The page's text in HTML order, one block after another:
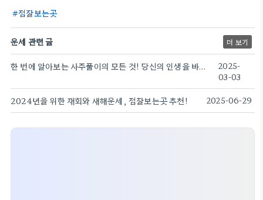
점잘보는곳
운세 관련 글 더 보기
한 번에 알아보는 사주풀이의 모든 것! 당신의 인생을 바꿀 점잘보는곳은 어디?
2025-
03-03
2024년을 위한 재회와 새해운세, 점잘보는곳 추천! 2025-06-29